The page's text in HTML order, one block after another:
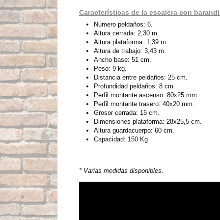
Características de la escalera con
Número peldaños: 6.
Altura cerrada: 2,30 m.
Altura plataforma: 1,39 m.
Altura de trabajo: 3,43 m.
Ancho base: 51 cm.
Peso: 9 kg.
Distancia entre peldaños: 25 cm.
Profundidad peldaños: 8 cm.
Perfil montante ascenso: 80x25 mm.
Perfil montante trasero: 40x20 mm.
Grosor cerrada: 15 cm.
Dimensiones plataforma: 28x25,5 cm.
Altura guardacuerpo: 60 cm.
Capacidad: 150 Kg
* Varias medidas disponibles.